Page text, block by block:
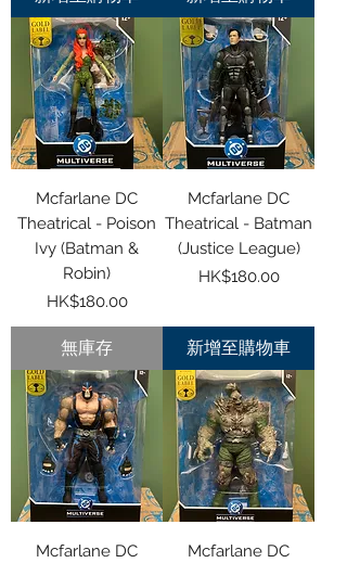
Mcfarlane DC
Theatrical - Poison
Ivy (Batman &
Robin)
價格
HK$180.00
無庫存
Mcfarlane DC
Theatrical - Batman
(Justice League)
價格
HK$180.00
新增至購物車
Mcfarlane DC
Mcfarlane DC